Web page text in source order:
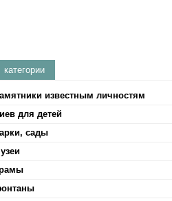
категории
известным личностям
для детей
сады